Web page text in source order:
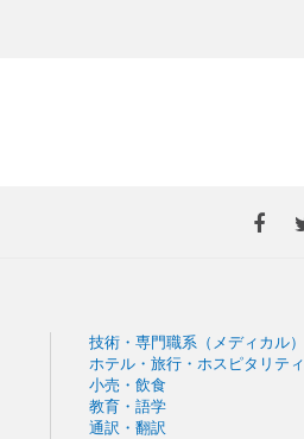
技術・専門職系（メディカル）
ホテル・旅行・ホスピタリティ
小売・飲食
教育・語学
通訳・翻訳